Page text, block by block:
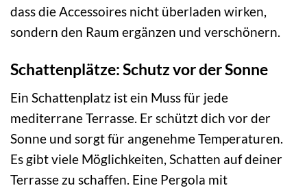
dass die Accessoires nicht überladen wirken,
sondern den Raum ergänzen und verschönern.
Schattenplätze: Schutz vor der Sonne
Ein Schattenplatz ist ein Muss für jede
mediterrane Terrasse. Er schützt dich vor der
Sonne und sorgt für angenehme Temperaturen.
Es gibt viele Möglichkeiten, Schatten auf deiner
Terrasse zu schaffen. Eine Pergola mit